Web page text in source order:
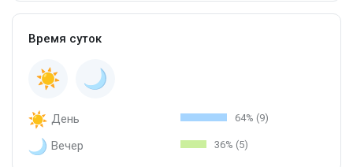
Время суток
День 64% (9)
Вечер 36% (5)